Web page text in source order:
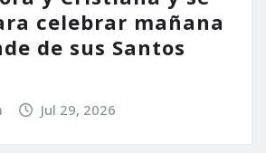
celebrar mañana
de sus Santos
Jul 29, 2026